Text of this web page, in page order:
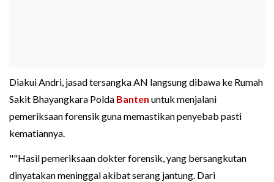
Diakui Andri, jasad tersangka AN langsung dibawa ke Rumah
Sakit Bhayangkara Polda Banten untuk menjalani
pemeriksaan forensik guna memastikan penyebab pasti
kematiannya.
""Hasil pemeriksaan dokter forensik, yang bersangkutan
dinyatakan meninggal akibat serang jantung. Dari